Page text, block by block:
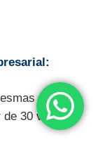
de 30 vidas,